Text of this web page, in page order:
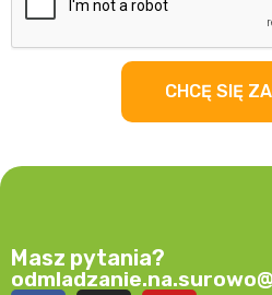
CHCĘ SIĘ
Masz pytania?